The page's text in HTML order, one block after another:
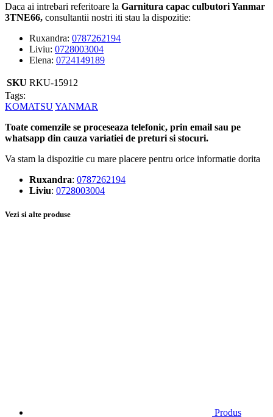
Daca ai intrebari referitoare la Garnitura capac culbutori Yanmar
3TNE66, consultantii nostri iti stau la dispozitie:
Ruxandra: 0787262194
Liviu: 0728003004
Elena: 0724149189
SKU RKU-15912
Tags:
KOMATSUYANMAR
Toate comenzile se proceseaza telefonic, prin email sau pe
whatsapp din cauza variatiei de preturi si stocuri.
Va stam la dispozitie cu mare placere pentru orice informatie dorita
Ruxandra: 0787262194
Liviu: 0728003004
Vezi si alte produse
Produs